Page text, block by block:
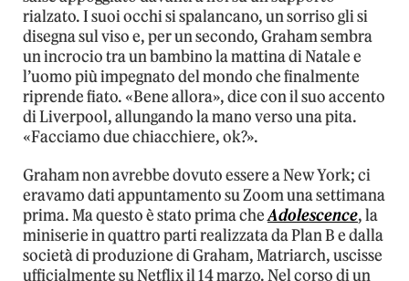
rialzato. I suoi occhi si spalancano, un sorriso gli si
disegna sul viso e, per un secondo, Graham sembra
un incrocio tra un bambino la mattina di Natale e
l’uomo più impegnato del mondo che finalmente
riprende fiato. «Bene allora», dice con il suo accento
di Liverpool, allungando la mano verso una pita.
«Facciamo due chiacchiere, ok?».
Graham non avrebbe dovuto essere a New York; ci
eravamo dati appuntamento su Zoom una settimana
prima. Ma questo è stato prima cheAdolescence, la
miniserie in quattro parti realizzata da Plan B e dalla
società di produzione di Graham, Matriarch, uscisse
ufficialmente su Netflix il 14 marzo. Nel corso di un